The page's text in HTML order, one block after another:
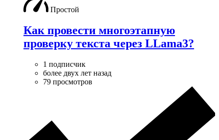
Простой
Как провести многоэтапную
проверку текста через LLama3?
1 подписчик
более двух лет назад
79 просмотров